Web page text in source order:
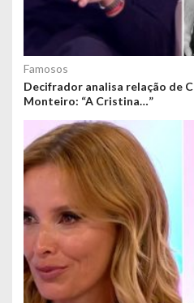
Famosos
Decifrador analisa relação de
Monteiro: “A Cristina…”